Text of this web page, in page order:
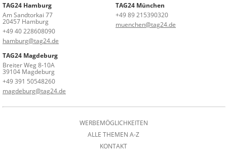
TAG24 Hamburg
Am Sandtorkai 77
20457 Hamburg
+49 40 228608090
hamburg@tag24.de
TAG24 München
+49 89 215390320
muenchen@tag24.de
TAG24 Magdeburg
Breiter Weg 8-10A
39104 Magdeburg
+49 391 50548260
magdeburg@tag24.de
WERBEMÖGLICHKEITEN
ALLE THEMEN A-Z
KONTAKT